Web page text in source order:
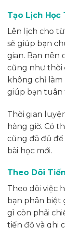
Tạo Lịch Học
Lên lịch cho
sẽ giúp bạn
gian. Bạn nên
cũng như thời
không chỉ
giúp bạn tuân
Thời gian
hàng giờ. Có
cũng đã đủ
bài học mới.
Theo Dõi
Theo dõi việc
bạn phân biệt
gì còn phải
tiến độ và ghi